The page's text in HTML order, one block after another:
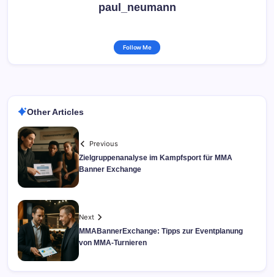
paul_neumann
Follow Me
Other Articles
Previous
Zielgruppenanalyse im Kampfsport für MMA
Banner Exchange
Next
MMABannerExchange: Tipps zur Eventplanung
von MMA-Turnieren